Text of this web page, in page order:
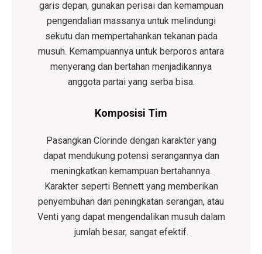
garis depan, gunakan perisai dan kemampuan
pengendalian massanya untuk melindungi
sekutu dan mempertahankan tekanan pada
musuh. Kemampuannya untuk berporos antara
menyerang dan bertahan menjadikannya
anggota partai yang serba bisa.
Komposisi Tim
Pasangkan Clorinde dengan karakter yang
dapat mendukung potensi serangannya dan
meningkatkan kemampuan bertahannya.
Karakter seperti Bennett yang memberikan
penyembuhan dan peningkatan serangan, atau
Venti yang dapat mengendalikan musuh dalam
jumlah besar, sangat efektif.